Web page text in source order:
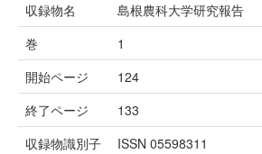
収録物名
島根農科大学研究報告
巻
1
開始ページ
124
終了ページ
133
収録物識別子
ISSN 05598311